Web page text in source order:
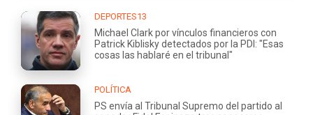
DEPORTES13
Michael Clark por vínculos financieros con
Patrick Kiblisky detectados por la PDI: "Esas
cosas las hablaré en el tribunal"
POLÍTICA
PS envía al Tribunal Supremo del partido al